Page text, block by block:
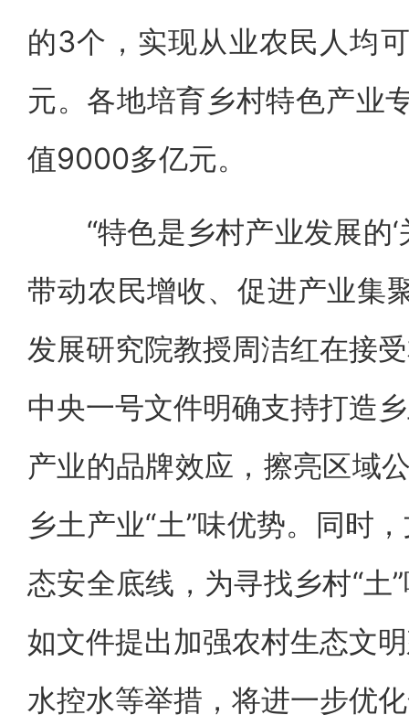
的3个，实现从业农民人均
元。各地培育乡村特色产业
值9000多亿元。
“特色是乡村产业发展的‘
带动农民增收、促进产业集
发展研究院教授周洁红在接
中央一号文件明确支持打造
产业的品牌效应，擦亮区域
乡土产业“土”味优势。同时
态安全底线，为寻找乡村“土
如文件提出加强农村生态文
水控水等举措，将进一步优